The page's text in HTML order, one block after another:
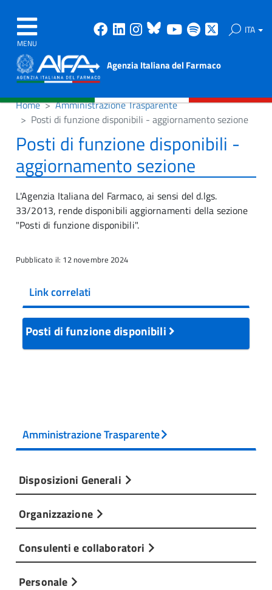
MENU
Facebook
Linkedin
Instagram
Bluesky
Youtube
Spotify ITA
Agenzia Italiana del Farmaco
Home
Amministrazione Trasparente
Posti di funzione disponibili - aggiornamento sezione
Posti di funzione disponibili -
aggiornamento sezione
L'Agenzia Italiana del Farmaco, ai sensi del d.lgs.
33/2013, rende disponibili aggiornamenti della sezione
"Posti di funzione disponibili".
Pubblicato il: 12 novembre 2024
Link correlati
Posti di funzione disponibili
Amministrazione Trasparente
Disposizioni Generali
Organizzazione
Consulenti e collaboratori
Personale